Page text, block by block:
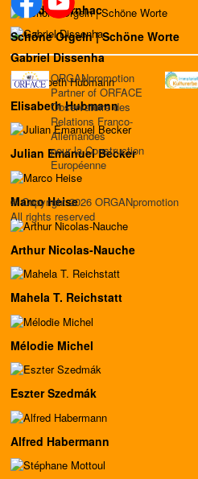
Axel de Marnhac
Gabriel Dissenha
Elisabeth Hubmann
Julian Emanuel Becker
Marco Heise
Arthur Nicolas-Nauche
Mahela T. Reichstatt
Mélodie Michel
Eszter Szedmák
Alfred Habermann
Schöne Orgeln | Schöne Worte
ORGANpromotion
Partner of ORFACE
Observatoire des
Relations Franco-
Allemandes
pour la Construction
Européenne
© Copyright 2026 ORGANpromotion
All rights reserved